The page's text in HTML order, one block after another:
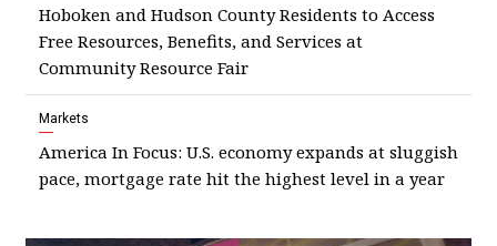
Hoboken and Hudson County Residents to Access
Free Resources, Benefits, and Services at
Community Resource Fair
Markets
America In Focus: U.S. economy expands at sluggish
pace, mortgage rate hit the highest level in a year